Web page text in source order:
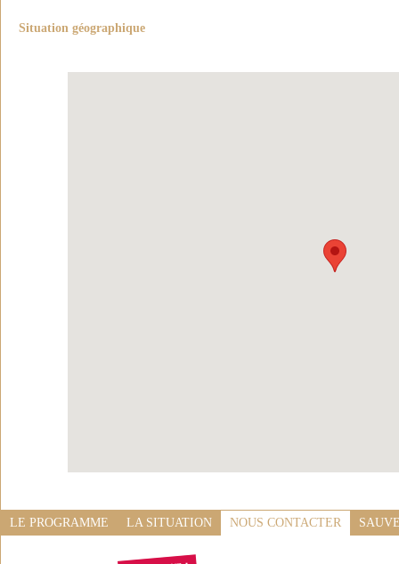
Situation géographique
LE PROGRAMME LA SITUATION NOUS CONTACTER